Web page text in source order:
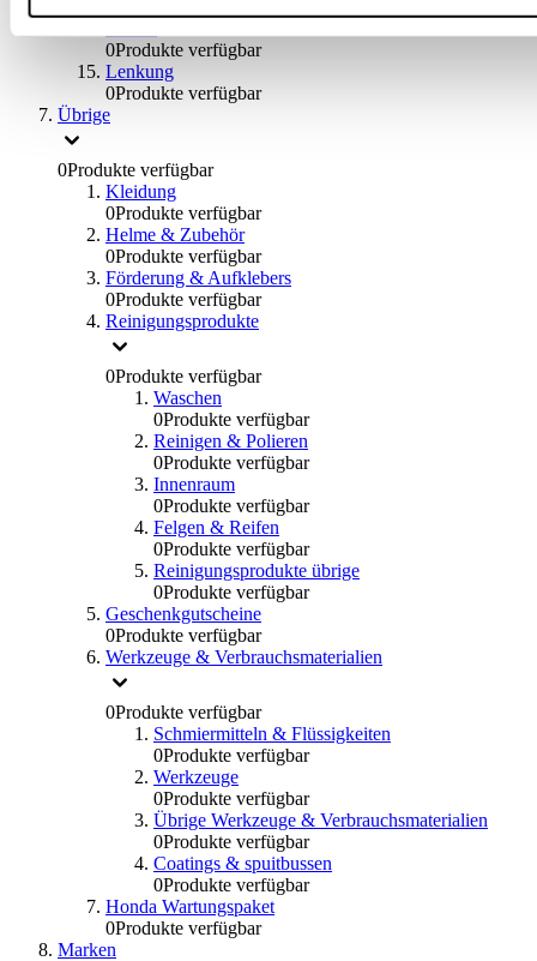
0Produkte verfügbar
Lenkung
0Produkte verfügbar
Übrige
0Produkte verfügbar
Kleidung
0Produkte verfügbar
Helme & Zubehör
0Produkte verfügbar
Förderung & Aufklebers
0Produkte verfügbar
Reinigungsprodukte
0Produkte verfügbar
Waschen
0Produkte verfügbar
Reinigen & Polieren
0Produkte verfügbar
Innenraum
0Produkte verfügbar
Felgen & Reifen
0Produkte verfügbar
Reinigungsprodukte übrige
0Produkte verfügbar
Geschenkgutscheine
0Produkte verfügbar
Werkzeuge & Verbrauchsmaterialien
0Produkte verfügbar
Schmiermitteln & Flüssigkeiten
0Produkte verfügbar
Werkzeuge
0Produkte verfügbar
Übrige Werkzeuge & Verbrauchsmaterialien
0Produkte verfügbar
Coatings & spuitbussen
0Produkte verfügbar
Honda Wartungspaket
0Produkte verfügbar
Marken